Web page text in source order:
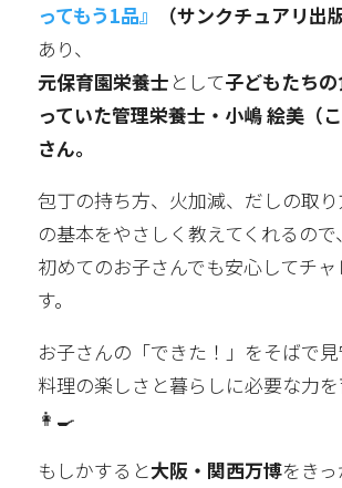
ってもう1品』
（サンクチュアリ出
あり、
元保育園栄養士 として子どもたち
っていた管理栄養士・小嶋 絵美（こ
さん。
包丁の持ち方、火加減、だしの取
の基本をやさしく教えてくれるので、
初めてのお子さんでも安心してチ
す。
お子さんの「できた！」をそばで見
料理の楽しさと暮らしに必要な力
👩‍🍳
もしかすると大阪・関西万博をきっ